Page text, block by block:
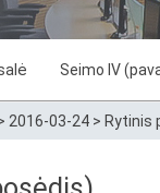
Seimo IV
2016-03-24 > Rytinis